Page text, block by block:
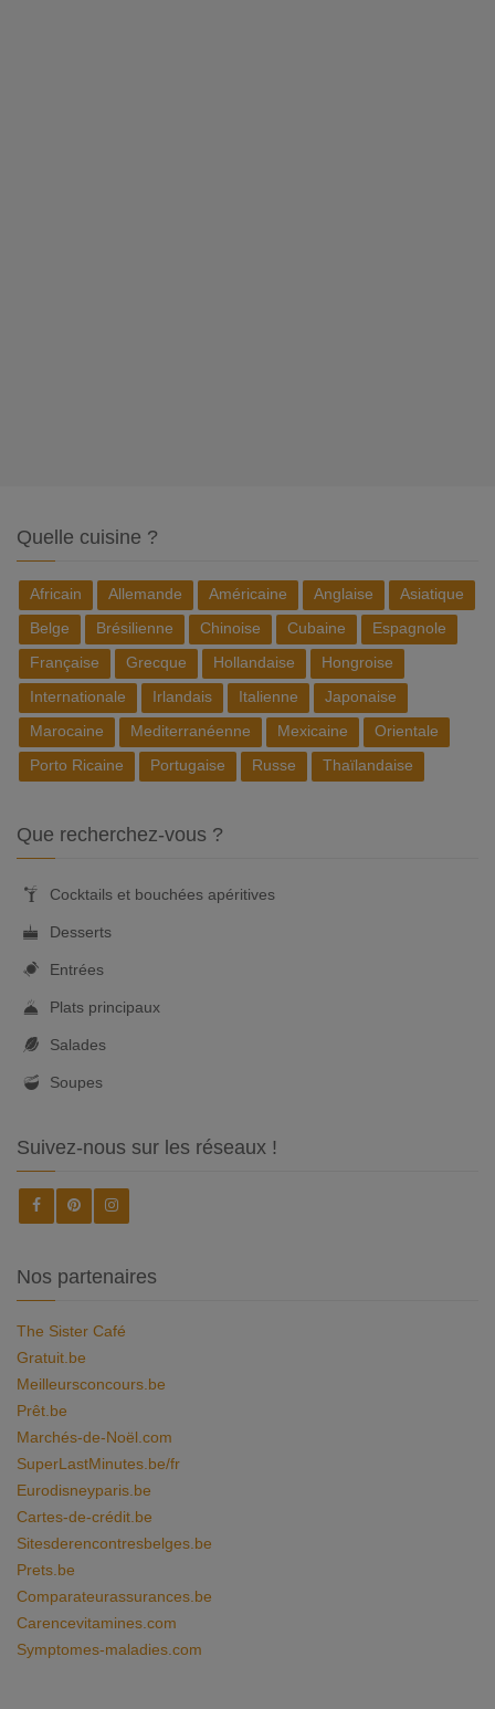
Quelle cuisine ?
Africain Allemande Américaine Anglaise
Asiatique
Belge
Brésilienne Chinoise Cubaine
Espagnole
Française
Grecque Hollandaise
Hongroise
Internationale
Irlandais Italienne
Japonaise
Marocaine
Mediterranéenne Mexicaine
Orientale
Porto Ricaine
Portugaise Russe Thaïlandaise
Que recherchez-vous ?
Cocktails et bouchées apéritives
Desserts
Entrées
Plats principaux
Salades
Soupes
Suivez-nous sur les réseaux !
Nos partenaires
The Sister Café
Gratuit.be
Meilleursconcours.be
Prêt.be
Marchés-de-Noël.com
SuperLastMinutes.be/fr
Eurodisneyparis.be
Cartes-de-crédit.be
Sitesderencontresbelges.be
Prets.be
Comparateurassurances.be
Carencevitamines.com
Symptomes-maladies.com